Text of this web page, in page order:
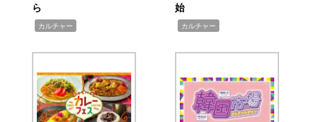
ら
カルチャー
始
カルチャー